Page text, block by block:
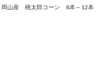
岡山産 桃太郎コーン 8本～12本